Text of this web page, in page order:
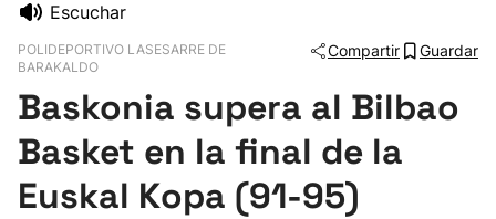
Fútbol
Pelota
Remo
Escuchar
POLIDEPORTIVO LASESARRE DE
BARAKALDO
Compartir Guardar
Baskonia supera al Bilbao
Basket en la final de la
Euskal Kopa (91-95)